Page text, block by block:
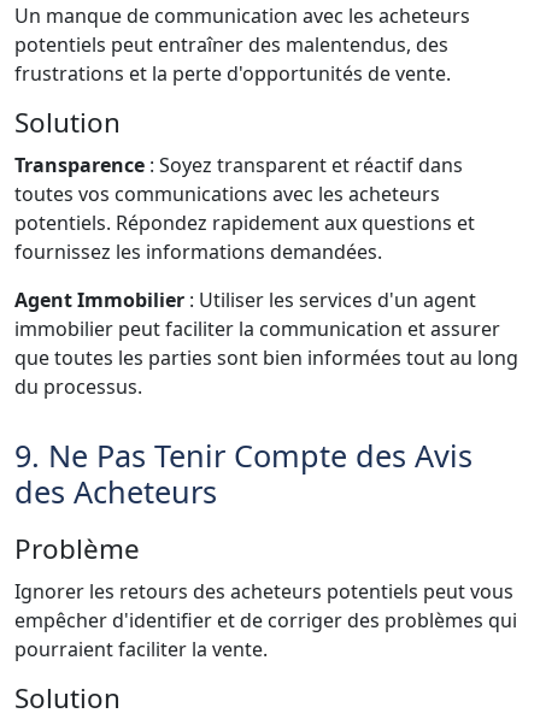
Un manque de communication avec les acheteurs
potentiels peut entraîner des malentendus, des
frustrations et la perte d'opportunités de vente.
Solution
Transparence : Soyez transparent et réactif dans
toutes vos communications avec les acheteurs
potentiels. Répondez rapidement aux questions et
fournissez les informations demandées.
Agent Immobilier : Utiliser les services d'un agent
immobilier peut faciliter la communication et assurer
que toutes les parties sont bien informées tout au long
du processus.
9. Ne Pas Tenir Compte des Avis
des Acheteurs
Problème
Ignorer les retours des acheteurs potentiels peut vous
empêcher d'identifier et de corriger des problèmes qui
pourraient faciliter la vente.
Solution